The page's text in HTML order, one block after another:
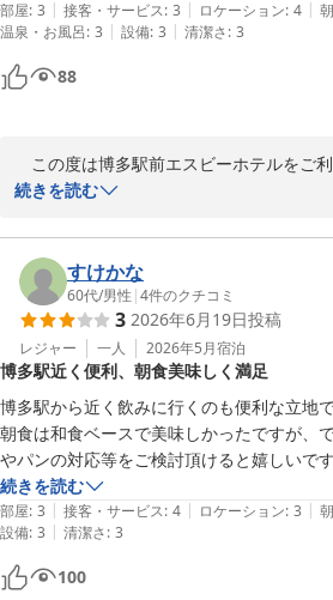
部屋: 3 | 接客・サービス: 3 | ロケーション: 4 |
温泉・お風呂: 3 | 設備: 3 | 清潔さ: 3
88
この度は博多駅前エスビーホテルをご
います。
大変有難いお言葉を頂き、嬉しく光栄に
お客様の福岡に於ける常宿として、より
フ一同今後共務めて参ります。
福岡へお越しの際は、博多駅前エスビー
ます。
次回お客様のお越しを心よりお待ち申し上
博多駅前エスビーホテル
2026-07-27
続きを読む
すけかな
60代/男性 |4件のクチコミ
3 2026年6月19日投稿
レジャー 一人 2026年5月宿泊
博多駅近く便利、朝食美味しく満足
博多駅から近く飲みに行くのも便利な立地で
朝食は和食ベースで美味しかったですが、
やパンの対応等をご検討頂けると嬉しいです
続きを読む
部屋: 3 | 接客・サービス: 4 | ロケーション: 3 |
設備: 3 | 清潔さ: 3
100